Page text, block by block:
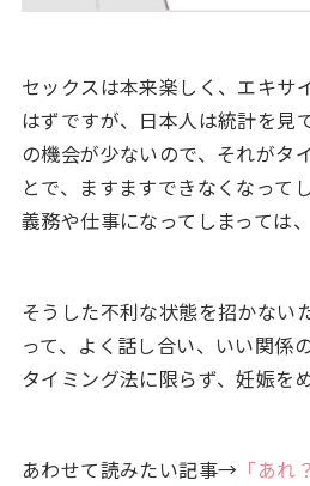
セックスは本来楽しく、エキサ
はずですが、日本人は統計を見
の機会が少ないので、それがタ
とで、ますますできなくなって
義務や仕事になってしまっては
そうした不利な状態を招かない
って、よく話し合い、いい関係
タイミング法に限らず、妊娠を
あわせて読みたい記事→ 「あ